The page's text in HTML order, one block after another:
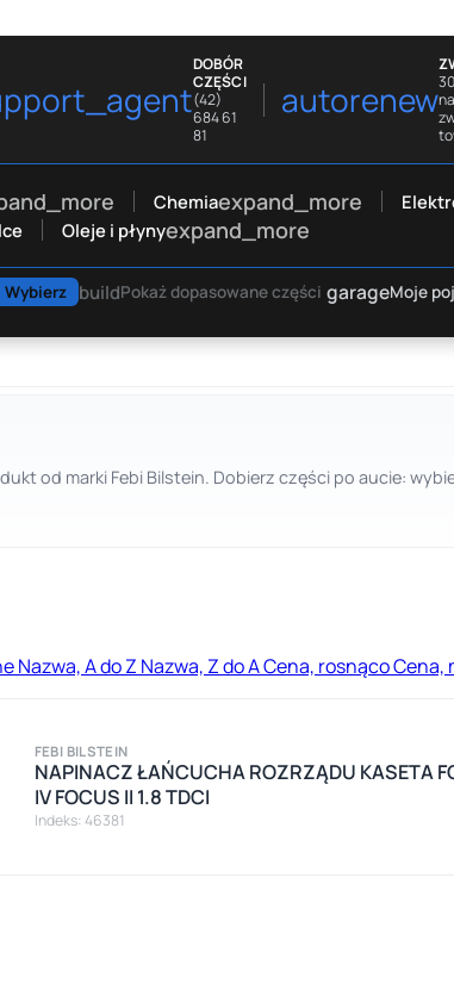
DOBÓR
CZĘŚCI
(42)
684 61
81
autorenewna
Chemiaexpand_more
Oleje i płynyexpand_more
Wybierz buildPokaż dopasowane części garageMoje
od marki Febi Bilstein. Dobierz części po aucie:
Nazwa, A do Z Nazwa, Z do ACena, rosnącoCena,
FEBI BILSTEIN
NAPINACZ ŁAŃCUCHA ROZRZĄDU KASETA
IV FOCUS II 1.8 TDCI
Indeks: 46381